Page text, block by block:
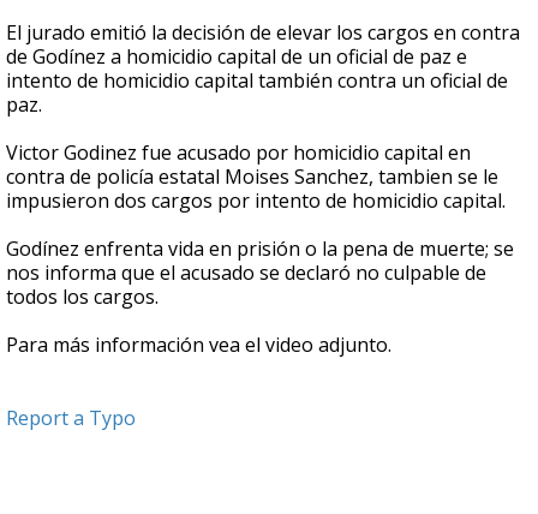
El jurado emitió la decisión de elevar los cargos en contra
de Godínez a homicidio capital de un oficial de paz e
intento de homicidio capital también contra un oficial de
paz.
Victor Godinez fue acusado por homicidio capital en
contra de policía estatal Moises Sanchez, tambien se le
impusieron dos cargos por intento de homicidio capital.
Godínez enfrenta vida en prisión o la pena de muerte; se
nos informa que el acusado se declaró no culpable de
todos los cargos.
Para más información vea el video adjunto.
Report a Typo